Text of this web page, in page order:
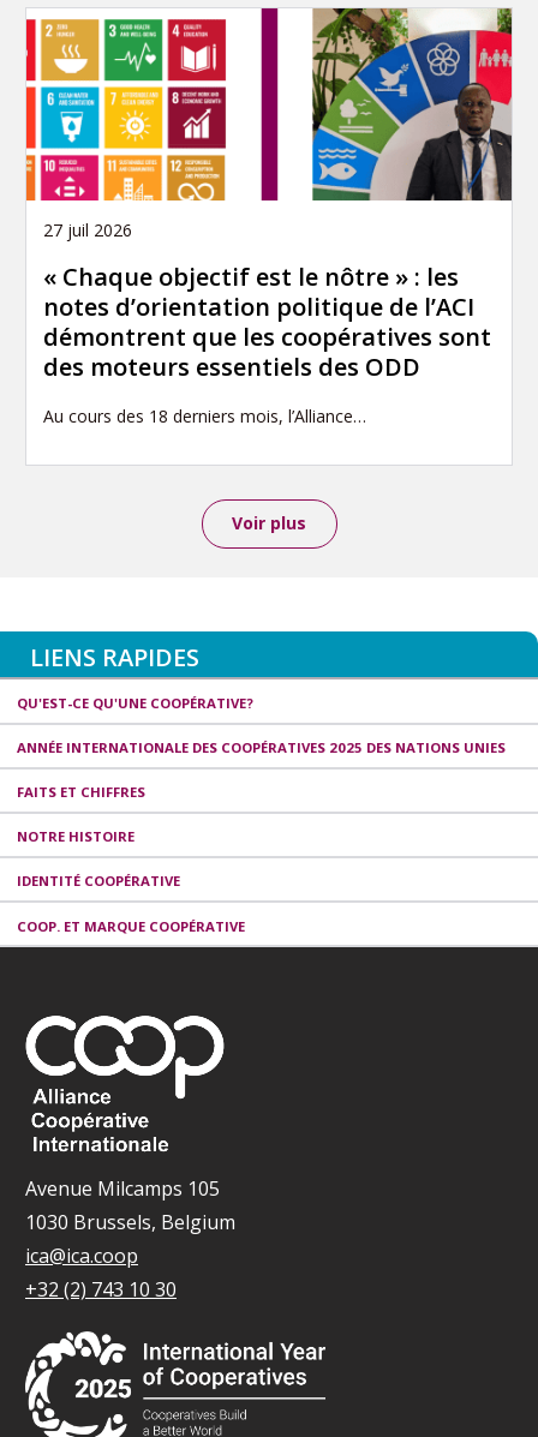
27 juil 2026
« Chaque objectif est le nôtre » : les
notes d’orientation politique de l’ACI
démontrent que les coopératives sont
des moteurs essentiels des ODD
Au cours des 18 derniers mois, l’Alliance…
Voir plus
LIENS RAPIDES
QU'EST-CE QU'UNE COOPÉRATIVE?
ANNÉE INTERNATIONALE DES COOPÉRATIVES 2025 DES NATIONS UNIES
FAITS ET CHIFFRES
NOTRE HISTOIRE
IDENTITÉ COOPÉRATIVE
COOP. ET MARQUE COOPÉRATIVE
Avenue Milcamps 105
1030 Brussels, Belgium
ica@ica.coop
+32 (2) 743 10 30